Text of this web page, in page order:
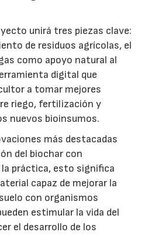
unirá tres piezas clave:
de residuos agrícolas, el
como apoyo natural al
digital que
a tomar mejores
riego, fertilización y
nuevos bioinsumos.
más destacadas
del biochar con
la práctica, esto significa
capaz de mejorar la
con organismos
estimular la vida del
el desarrollo de los